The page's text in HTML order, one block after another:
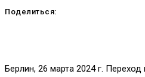
Поделиться:
Берлин, 26 марта 2024 г.